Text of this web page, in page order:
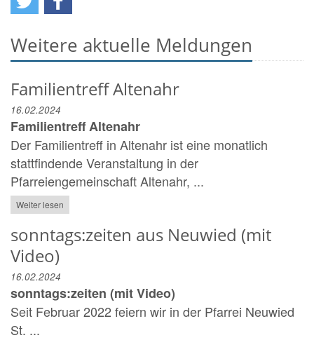
Weitere aktuelle Meldungen
Familientreff Altenahr
16.02.2024
Familientreff Altenahr
Der Familientreff in Altenahr ist eine monatlich
stattfindende Veranstaltung in der
Pfarreiengemeinschaft Altenahr, ...
Weiter lesen
sonntags:zeiten aus Neuwied (mit
Video)
16.02.2024
sonntags:zeiten (mit Video)
Seit Februar 2022 feiern wir in der Pfarrei Neuwied
St. ...